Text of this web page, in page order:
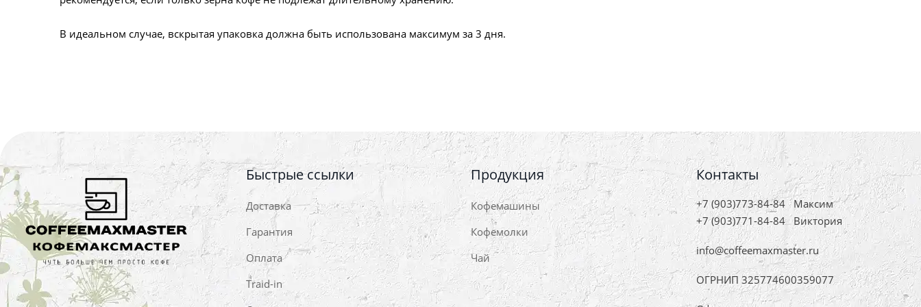
В идеальном случае, вскрытая упаковка должна быть использована максимум за 3 дня.
Быстрые ссылки
Доставка
Гарантия
Оплата
Traid-in
Продукция
Кофемашины
Кофемолки
Чай
Контакты
+7 (903)773-84-84Максим
+7 (903)771-84-84Виктория
info@coffeemaxmaster.ru
ОГРНИП 325774600359077